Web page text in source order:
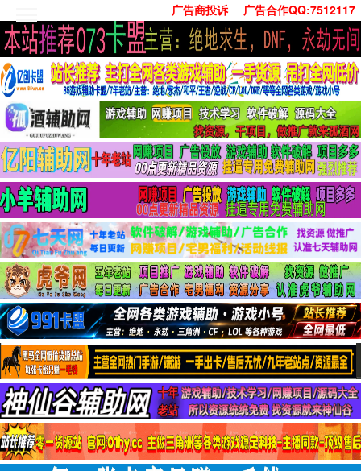
广告商投诉 广告合作QQ:7512117
首页
技术学习
安卓绿化
单机游戏
社交娱乐
系统工具
活动线报
常用办公
源码收集
值得一看
两性情感